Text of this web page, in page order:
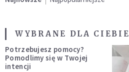
WYBRANE DLA CIEBIE
Potrzebujesz pomocy?
Pomodlimy się w Twojej
intencji